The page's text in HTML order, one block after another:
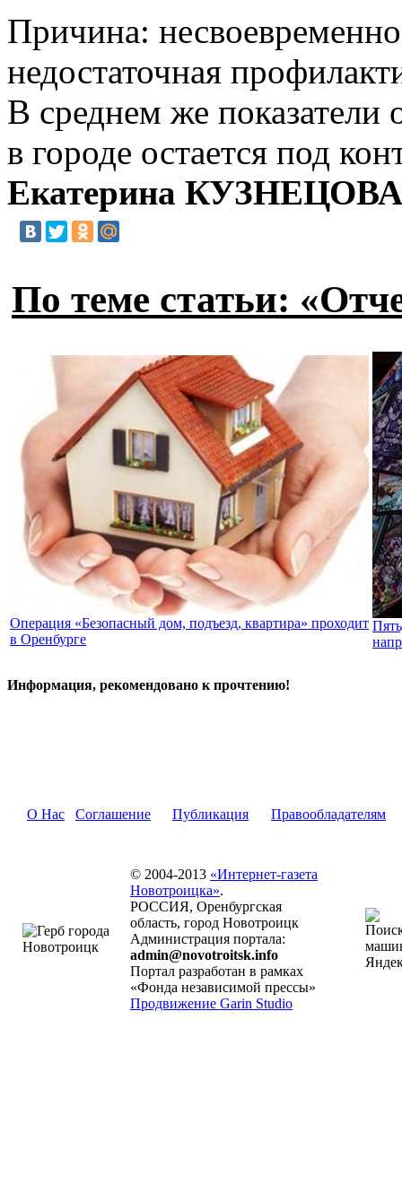
Причина:
недостаточная
В среднем же показатели
в городе остается под
Екатерина КУЗНЕЦОВА
По теме статьи:
Операция «Безопасный дом, подъезд, квартира» проходит
в Оренбурге
Информация, рекомендовано к прочтению!
О Нас Соглашение Публикация Правообладателям
© 2004-2013 «Интернет-газета
Новотроицка».
РОССИЯ, Оренбургская
область, город Новотроицк
Администрация портала:
admin@novotroitsk.info
Портал разработан в рамках
«Фонда независимой прессы»
Продвижение Garin Studio